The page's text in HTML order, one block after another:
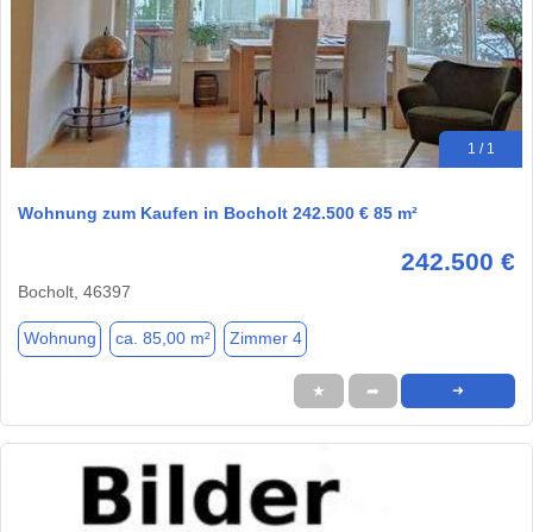
1 / 1
Wohnung zum Kaufen in Bocholt 242.500 € 85 m²
242.500 €
Bocholt, 46397
Wohnung ca. 85,00 m² Zimmer 4
★ ➦ ➜